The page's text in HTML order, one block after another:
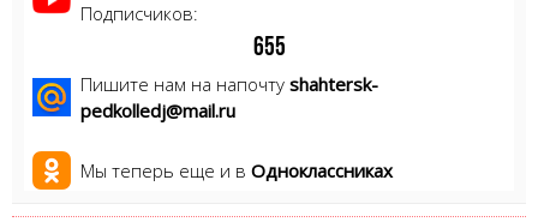
Подписчиков:
655
Пишите нам на напочту shahtersk-
pedkolledj@mail.ru
Мы теперь еще и в Одноклассниках